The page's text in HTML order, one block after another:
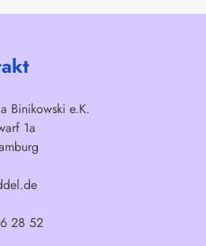
Binikowski e.K.
1a
28 52